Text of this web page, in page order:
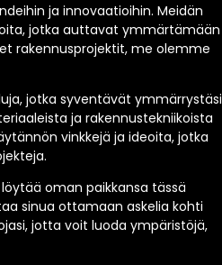
ja innovaatioihin. Meidän
jotka auttavat ymmärtämään
rakennusprojektit, me olemme
jotka syventävät ymmärrystäsi
ja rakennustekniikoista
vinkkejä ja ideoita, jotka
oman paikkansa tässä
sinua ottamaan askelia kohti
jotta voit luoda ympäristöjä,